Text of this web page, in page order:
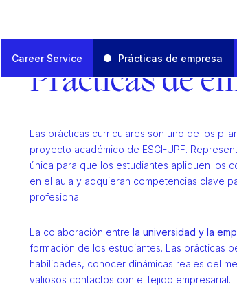
Empresa
Prácticas de empresa
Career Service Prácticas de empresa
Prácticas de
Las prácticas curriculares son uno de los
proyecto académico de ESCI-UPF.
única para que los estudiantes apliquen los
en el aula y adquieran competencias clave
profesional.
La colaboración entre la universidad y la
formación de los estudiantes. Las prácticas
habilidades, conocer dinámicas reales del
valiosos contactos con el tejido empresarial.